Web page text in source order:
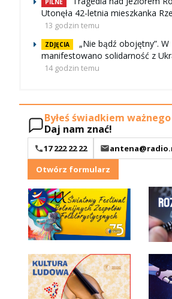
PILNE
Utonęła 42-letnia mieszkanka
13 godzin temu
ZDJĘCIA
„Nie bądź obojętny”. W
manifestowano solidarność z
14 godzin temu
Byłeś świadkiem
Daj nam znać!
17 222 22 22
Otwórz formularz